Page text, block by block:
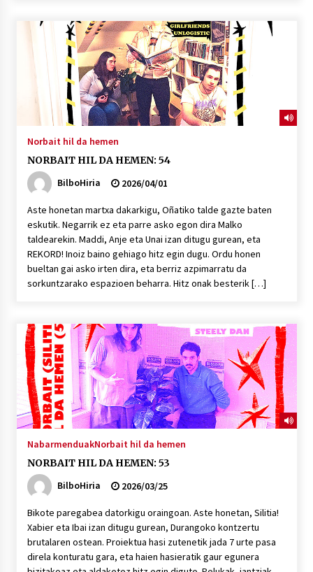
MUSIBLA #297: Bide, Boards Of Canada, Somak,
Tiga, Twisted Teens, Underscores, Habia
2026/07/02
Norbait hil da hemen
NORBAIT HIL DA HEMEN: 54
BilboHiria
2026/04/01
Aste honetan martxa dakarkigu, Oñatiko talde gazte baten
eskutik. Negarrik ez eta parre asko egon dira Malko
taldearekin. Maddi, Anje eta Unai izan ditugu gurean, eta
REKORD! Inoiz baino gehiago hitz egin dugu. Ordu honen
bueltan gai asko irten dira, eta berriz azpimarratu da
sorkuntzarako espazioen beharra. Hitz onak besterik […]
NabarmenduakNorbait hil da hemen
NORBAIT HIL DA HEMEN: 53
BilboHiria
2026/03/25
Bikote paregabea datorkigu oraingoan. Aste honetan, Silitia!
Xabier eta Ibai izan ditugu gurean, Durangoko kontzertu
brutalaren ostean. Proiektua hasi zutenetik jada 7 urte pasa
direla konturatu gara, eta haien hasieratik gaur egunera